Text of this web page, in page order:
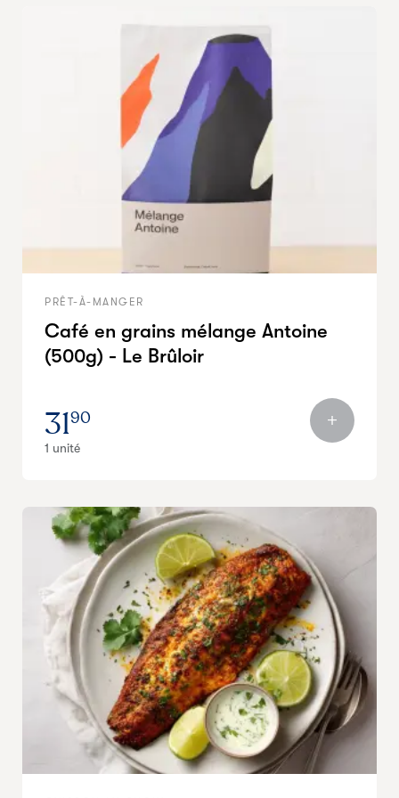
PRÊT-À-MANGER
Café en grains mélange Antoine
(500g) - Le Brûloir
3190
1 unité